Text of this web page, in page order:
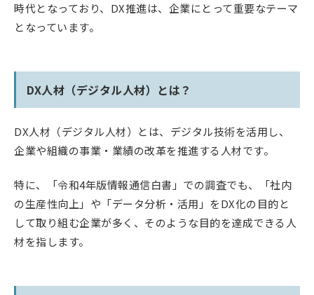
時代となっており、DX推進は、企業にとって重要なテーマ
となっています。
DX人材（デジタル人材）とは？
DX人材（デジタル人材）とは、デジタル技術を活用し、
企業や組織の事業・業績の改革を推進する人材です。
特に、「令和4年版情報通信白書」での調査でも、「社内
の生産性向上」や「データ分析・活用」をDX化の目的と
して取り組む企業が多く、そのような目的を達成できる人
材を指します。